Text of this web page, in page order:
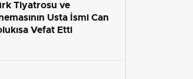
Tiyatrosu ve
Usta İsmi Can
Vefat Etti